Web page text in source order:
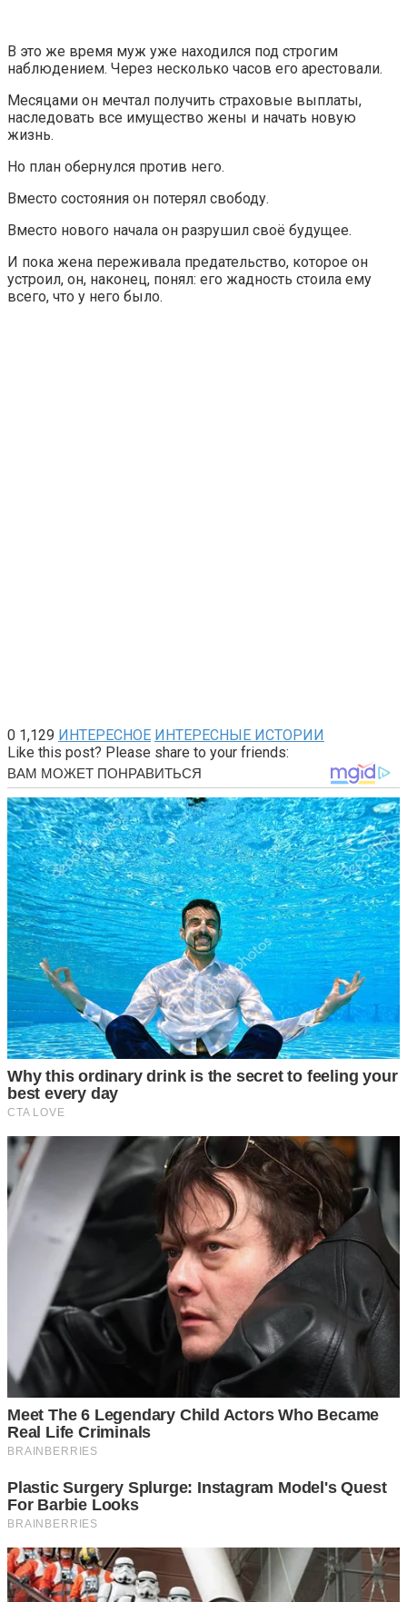
В это же время муж уже находился под строгим
наблюдением. Через несколько часов его арестовали.
Месяцами он мечтал получить страховые выплаты,
наследовать все имущество жены и начать новую
жизнь.
Но план обернулся против него.
Вместо состояния он потерял свободу.
Вместо нового начала он разрушил своё будущее.
И пока жена переживала предательство, которое он
устроил, он, наконец, понял: его жадность стоила ему
всего, что у него было.
0 1,129 ИНТЕРЕСНОЕ ИНТЕРЕСНЫЕ ИСТОРИИ
Like this post? Please share to your friends: